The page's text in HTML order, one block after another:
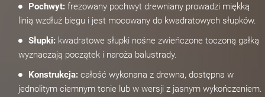
Pochwyt: frezowany pochwyt drewniany prowadzi miękką
linią wzdłuż biegu i jest mocowany do kwadratowych słupków.
Słupki: kwadratowe słupki nośne zwieńczone toczoną gałką
wyznaczają początek i naroża balustrady.
Konstrukcja: całość wykonana z drewna, dostępna w
jednolitym ciemnym tonie lub w wersji z jasnym wykończeniem.